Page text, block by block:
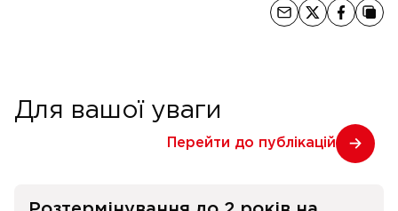
Для вашої уваги
Перейти до публікацій